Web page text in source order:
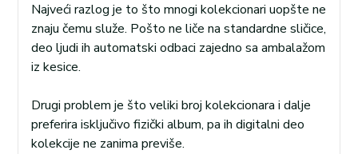
Najveći razlog je to što mnogi kolekcionari uopšte ne
znaju čemu služe. Pošto ne liče na standardne sličice,
deo ljudi ih automatski odbaci zajedno sa ambalažom
iz kesice.
Drugi problem je što veliki broj kolekcionara i dalje
preferira isključivo fizički album, pa ih digitalni deo
kolekcije ne zanima previše.